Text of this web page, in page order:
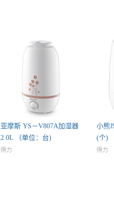
亚摩斯 YS－V807A加湿器
2.0L （单位：台)
得力
小熊
(个)
得力